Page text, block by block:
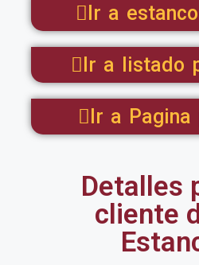
Ir a
Ir a listado
Ir a Pagina
Detalles
cliente